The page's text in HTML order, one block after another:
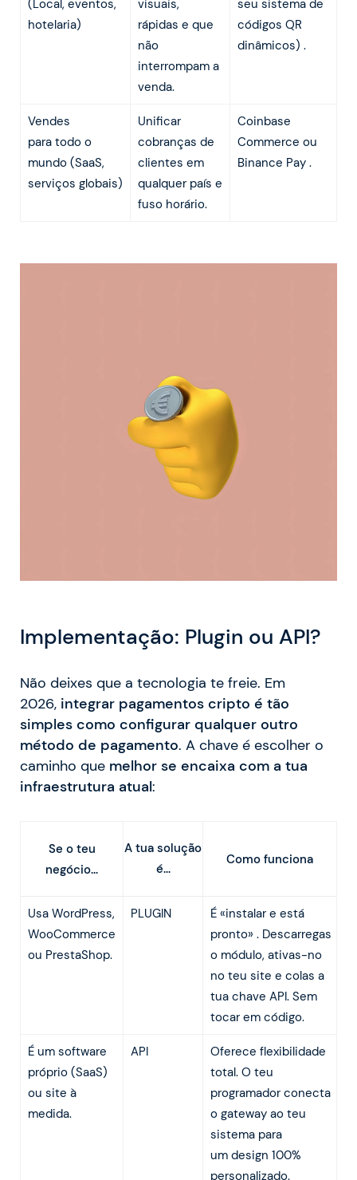
(Local, eventos,
hotelaria)
visuais,
rápidas e que
não
interrompam a
venda.
seu sistema de
códigos QR
dinâmicos) .
Vendes
para todo o
mundo (SaaS,
serviços globais)
Unificar
cobranças de
clientes em
qualquer país e
fuso horário.
Coinbase
Commerce ou
Binance Pay .
Implementação: Plugin ou API?
Não deixes que a tecnologia te freie. Em
2026, integrar pagamentos cripto é tão
simples como configurar qualquer outro
método de pagamento. A chave é escolher o
caminho que melhor se encaixa com a tua
infraestrutura atual:
Se o teu
negócio…
A tua solução
é…
Como funciona
Usa WordPress,
WooCommerce
ou PrestaShop.
PLUGIN
É «instalar e está
pronto» . Descarregas
o módulo, ativas-no
no teu site e colas a
tua chave API. Sem
tocar em código.
É um software
próprio (SaaS)
ou site à
medida.
API
Oferece flexibilidade
total. O teu
programador conecta
o gateway ao teu
sistema para
um design 100%
personalizado.